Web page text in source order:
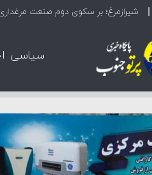
شیرازمرغ؛ بر سکوی دوم صنعت مرغداری
سیاسی